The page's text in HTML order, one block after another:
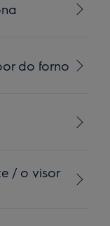
do forno
/ o visor